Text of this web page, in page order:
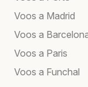
Voos a Madrid
Voos a
Voos a Paris
Voos a Funchal